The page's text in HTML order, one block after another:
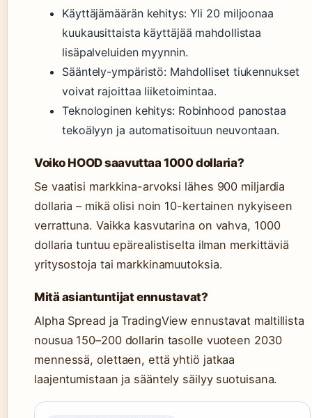
Käyttäjämäärän kehitys: Yli 20 miljoonaa
kuukausittaista käyttäjää mahdollistaa
lisäpalveluiden myynnin.
Sääntely-ympäristö: Mahdolliset tiukennukset
voivat rajoittaa liiketoimintaa.
Teknologinen kehitys: Robinhood panostaa
tekoälyyn ja automatisoituun neuvontaan.
Voiko HOOD saavuttaa 1000 dollaria?
Se vaatisi markkina-arvoksi lähes 900 miljardia
dollaria – mikä olisi noin 10-kertainen nykyiseen
verrattuna. Vaikka kasvutarina on vahva, 1000
dollaria tuntuu epärealistiselta ilman merkittäviä
yritysostoja tai markkinamuutoksia.
Mitä asiantuntijat ennustavat?
Alpha Spread ja TradingView ennustavat maltillista
nousua 150–200 dollarin tasolle vuoteen 2030
mennessä, olettaen, että yhtiö jatkaa
laajentumistaan ja sääntely säilyy suotuisana.